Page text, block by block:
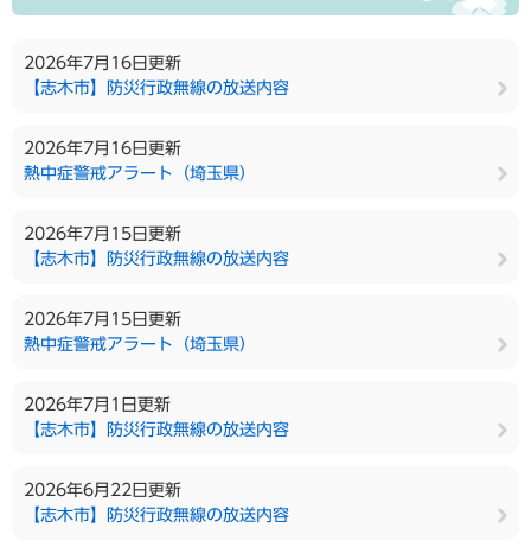
へ
2026年7月16日更新
【志木市】防災行政無線の放送内容
2026年7月16日更新
熱中症警戒アラート（埼玉県）
2026年7月15日更新
【志木市】防災行政無線の放送内容
2026年7月15日更新
熱中症警戒アラート（埼玉県）
2026年7月1日更新
【志木市】防災行政無線の放送内容
2026年6月22日更新
【志木市】防災行政無線の放送内容